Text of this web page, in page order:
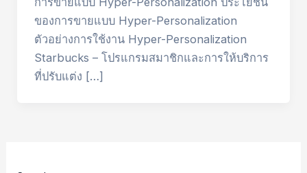
ของการขายแบบ Hyper-Personalization
ตัวอย่างการใช้งาน Hyper-Personalization
Starbucks – โปรแกรมสมาชิกและการให้บริการ
ที่ปรับแต่ง […]